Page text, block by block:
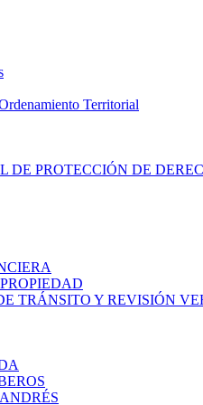
Territorial
DE PROTECCIÓN DE
TRÁNSITO Y REVISIÓN